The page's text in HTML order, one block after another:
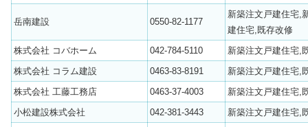
岳南建設 0550-82-1177
新築注文戸建住宅,
建住宅,既存改修
株式会社 コバホーム
042-784-5110
新築注文戸建住宅,
株式会社 コラム建設
0463-83-8191
新築注文戸建住宅,
株式会社 工藤工務店
0463-37-4003
新築注文戸建住宅,
小松建設株式会社
042-381-3443 新築注文戸建住宅,